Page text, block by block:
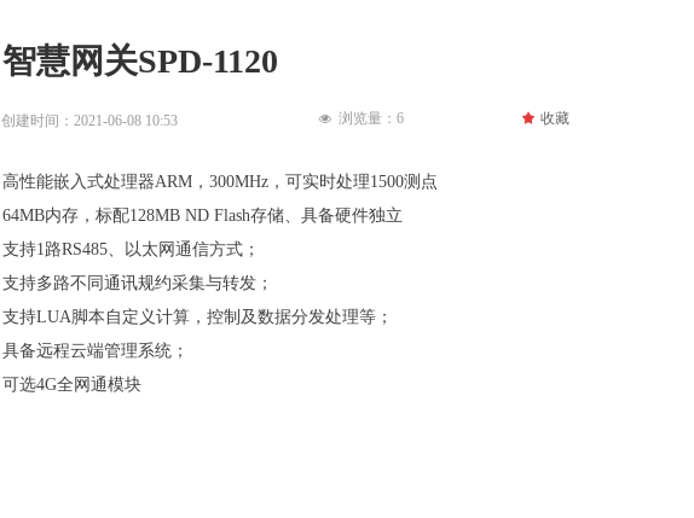
智慧网关SPD-1120
高性能嵌入式处理器ARM，300MHz，可实时处理1500测点
64MB内存，标配128MB ND Flash存储、具备硬件独立
支持1路RS485、以太网通信方式；
支持多路不同通讯规约采集与转发；
支持LUA脚本自定义计算，控制及数据分发处理等；
具备远程云端管理系统；
可选4G全网通模块
创建时间： 2021-06-08 10:53 넶 浏览量： 6 끄 收藏